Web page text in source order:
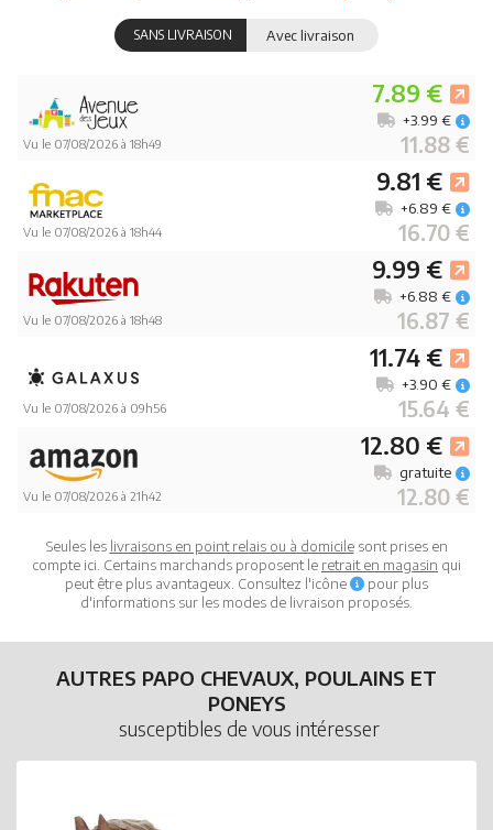
SANS LIVRAISON Avec livraison
Vu le 07/08/2026 à 18h49
7.89 €
11.88 €
+3.99 €
Vu le 07/08/2026 à 18h44
9.81 €
16.70 €
+6.89 €
Vu le 07/08/2026 à 18h48
9.99 €
16.87 €
+6.88 €
Vu le 07/08/2026 à 09h56
11.74 €
15.64 €
+3.90 €
Vu le 07/08/2026 à 21h42
12.80 €
12.80 €
gratuite
Seules les livraisons en point relais ou à domicilesont prises en
compte ici. Certains marchands proposent le retrait en magasin qui
peut être plus avantageux. Consultez l'icône
pour plus
d'informations sur les modes de livraison proposés.
AUTRES PAPO CHEVAUX, POULAINS ET
PONEYS
susceptibles de vous intéresser